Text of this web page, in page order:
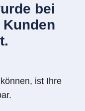
bei
ist Ihre